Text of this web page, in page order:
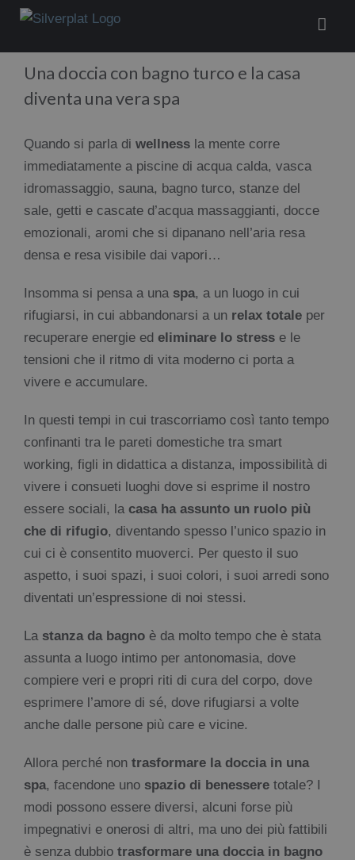
Salta
contenuto
Una doccia con bagno turco e la casa
diventa una vera spa
Quando si parla di wellness la mente corre
immediatamente a piscine di acqua calda, vasca
idromassaggio, sauna, bagno turco, stanze del
sale, getti e cascate d’acqua massaggianti, docce
emozionali, aromi che si dipanano nell’aria resa
densa e resa visibile dai vapori…
Insomma si pensa a una spa, a un luogo in cui
rifugiarsi, in cui abbandonarsi a un relax totale per
recuperare energie ed eliminare lo stress e le
tensioni che il ritmo di vita moderno ci porta a
vivere e accumulare.
In questi tempi in cui trascorriamo così tanto tempo
confinanti tra le pareti domestiche tra smart
working, figli in didattica a distanza, impossibilità di
vivere i consueti luoghi dove si esprime il nostro
essere sociali, lacasa ha assunto un ruolo più
che di rifugio, diventando spesso l’unico spazio in
cui ci è consentito muoverci. Per questo il suo
aspetto, i suoi spazi, i suoi colori, i suoi arredi sono
diventati un’espressione di noi stessi.
La stanza da bagno è da molto tempo che è stata
assunta a luogo intimo per antonomasia, dove
compiere veri e propri riti di cura del corpo, dove
esprimere l’amore di sé, dove rifugiarsi a volte
anche dalle persone più care e vicine.
Allora perché non trasformare la doccia in una
spa, facendone uno spazio di benessere totale? I
modi possono essere diversi, alcuni forse più
impegnativi e onerosi di altri, ma uno dei più fattibili
è senza dubbio trasformare una doccia in bagno